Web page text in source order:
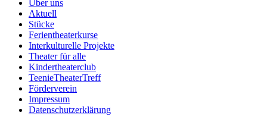
Über uns
Aktuell
Stücke
Ferientheaterkurse
Interkulturelle Projekte
Theater für alle
Kindertheaterclub
TeenieTheaterTreff
Förderverein
Impressum
Datenschutzerklärung